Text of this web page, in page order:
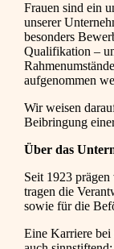
Frauen sind ein
unserer
besonders
Qualifikation –
aufgenommen
Wir weisen
Beibringung
Über das
Seit 1923
tragen die
sowie für die
Eine Karriere